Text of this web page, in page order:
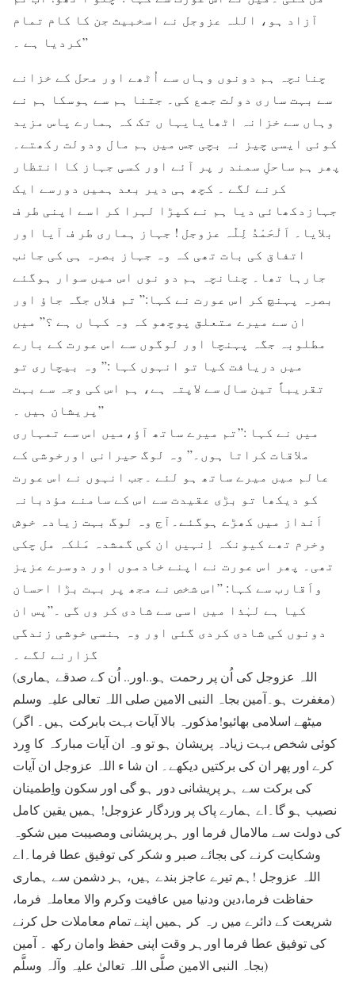
آزاد ہو، اللہ عزوجل نے اسخبیث جن کا کام تمام
کردیا ہے ۔”
چنانچہ ہم دونوں وہاں سے اُٹھے اور محل کے خزانے
سے بہت ساری دولت جمع کی۔ جتنا ہم سے ہوسکا ہم نے
وہاں سے خزانہ اٹھایایہا ں تک کہ ہمارے پاس مزید
کوئی ایسی چیز نہ بچی جس میں ہم مال ودولت رکھتے۔
پھر ہم ساحلِ سمند ر پر آئے اور کسی جہاز کا انتظار
کرنے لگے ۔ کچھ ہی دیر بعد ہمیں دورسے ایک
جہازدکھائی دیا ہم نے کپڑا لہرا کر اسے اپنی طر ف
بلایا۔ اَلْحَمْدُ لِلّٰہ عزوجل ! جہاز ہماری طر ف آیا اور
اتفاق کی بات تھی کہ وہ جہاز بصرہ ہی کی جانب
جارہا تھا۔ چنانچہ ہم دو نوں اس میں سوار ہوگئے
بصرہ پہنچ کر اس عورت نے کہا:” تم فلاں جگہ جاؤ اور
ان سے میرے متعلق پوچھو کہ وہ کہا ں ہے ؟” میں
مطلوبہ جگہ پہنچا اور لوگوں سے اس عورت کے بارے
میں دریافت کیا تو انہوں کہا :” وہ بیچاری تو
تقریباً تین سال سے لاپتہ ہے، ہم اس کی وجہ سے بہت
پریشان ہیں ۔”
میں نے کہا :”تم میرے ساتھ آؤ،میں اس سے تمہاری
ملاقات کراتا ہوں۔” وہ لوگ حیرانی اورخوشی کے
عالم میں میرے ساتھ ہو لئے ۔جب انہوں نے اس عورت
کو دیکھا تو بڑی عقیدت سے اس کے سامنے مؤدبانہ
اَنداز میں کھڑے ہوگئے۔آج وہ لوگ بہت زیادہ خوش
وخرم تھے کیونکہ اِنہیں ان کی گمشدہ مَلکہ مل چکی
تھی۔ پھر اس عورت نے اپنے خادموں اور دوسرے عزیز
واَقارب سے کہا: ”اس شخص نے مجھ پر بہت بڑا احسان
کیا ہے لہٰذا میں اسی سے شادی کر وں گی ۔”پس ان
دونوں کی شادی کردی گئی اور وہ ہنسی خوشی زندگی
گزارنے لگے ۔
(اللہ عزوجل کی اُن پر رحمت ہو..اور.. اُن کے صدقے ہماری
مغفرت ہو۔آمین بجاہ النبی الامین صلی اللہ تعالی عليہ وسلم)
(میٹھے اسلامی بھائیو!مذکورہ بالا آیات بہت بابرکت ہیں۔ اگر
کوئی شخص بہت زیادہ پریشان ہو تو وہ ان آیات مبارکہ کا وِرد
کرے اور پھر ان کی برکتیں دیکھے۔ ان شا ء اللہ عزوجل ان آیات
کی برکت سے ہر پریشانی دور ہو گی اور سکون واِطمینان
نصیب ہو گا۔اے ہمارے پاک پر وردگار عزوجل! ہمیں یقین کامل
کی دولت سے مالامال فرما اور ہر پریشانی ومصیبت میں شکوہ
وشکایت کرنے کی بجائے صبر و شکر کی توفیق عطا فرما۔اے
اللہ عزوجل !ہم تیرے عاجز بندے ہیں، ہر دشمن سے ہماری
حفاظت فرما،دین ودنیا میں عافیت وکرم والا معاملہ فرما،
شریعت کے دائرے میں رہ کر ہمیں اپنے تمام معاملات حل کرنے
کی توفیق عطا فرما اورہر وقت اپنی حفظ وامان رکھ ۔ آمین
بجاہ النبی الامین صلَّی اللہ تعالیٰ علیہ وآلہ وسلَّم)